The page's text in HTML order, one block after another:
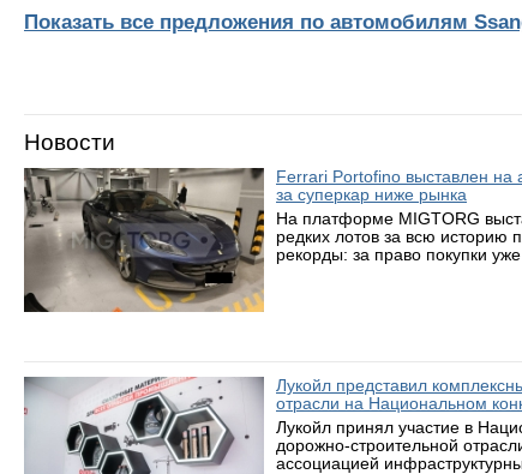
Показать все предложения по автомобилям
Новости
Ferrari Portofino выставлен на
за суперкар ниже рынка
На платформе MIGTORG
редких лотов за всю историю
рекорды: за право покупки
Лукойл представил
отрасли на Национальном
Лукойл принял участие в
дорожно-строительной
ассоциацией